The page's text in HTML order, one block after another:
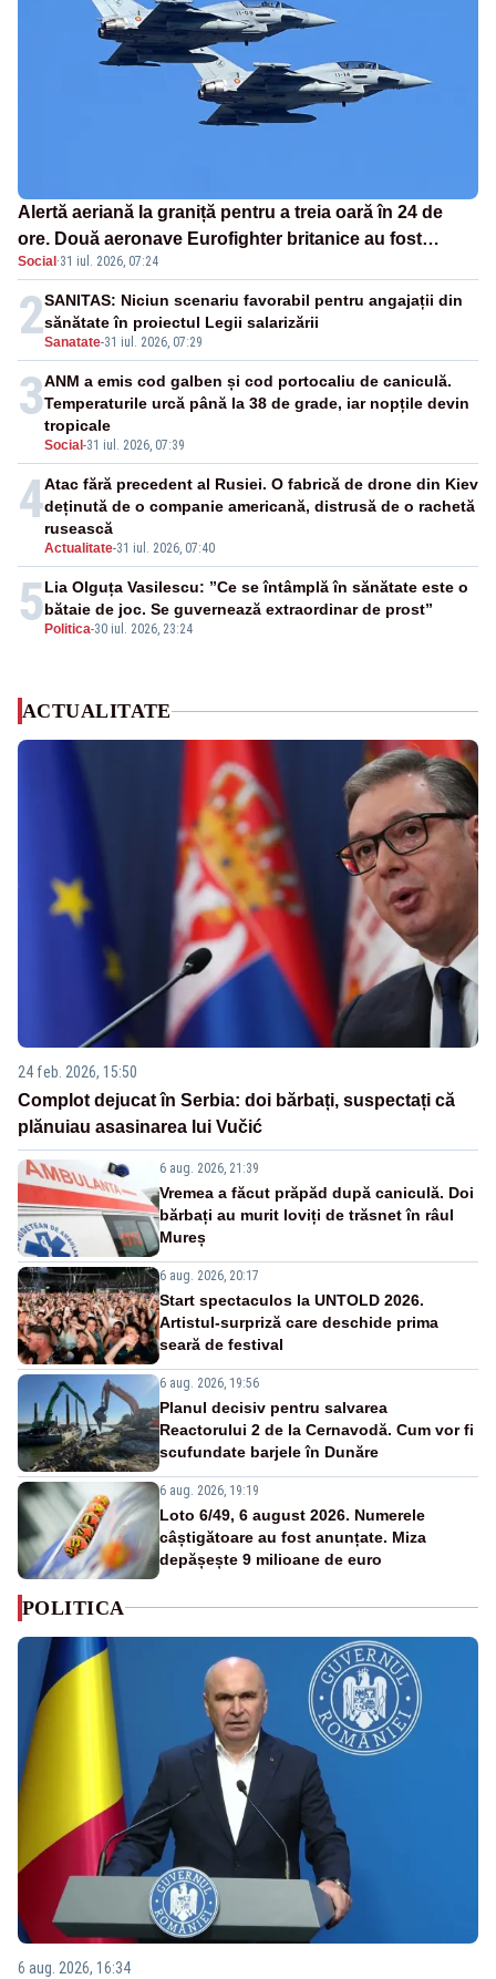
Alertă aeriană la graniță pentru a treia oară în 24 de
ore. Două aeronave Eurofighter britanice au fost
ridicate de la sol
Social ·31 iul. 2026, 07:24
2Sanatate-31 iul. 2026, 07:29
SANITAS: Niciun scenariu favorabil pentru angajații din
sănătate în proiectul Legii salarizării
3
Social -31 iul. 2026, 07:39
ANM a emis cod galben și cod portocaliu de caniculă.
Temperaturile urcă până la 38 de grade, iar nopțile devin
tropicale
4
Actualitate-31 iul. 2026, 07:40
Atac fără precedent al Rusiei. O fabrică de drone din Kiev
deținută de o companie americană, distrusă de o rachetă
rusească
5 Politica-30 iul. 2026, 23:24
Lia Olguța Vasilescu: ”Ce se întâmplă în sănătate este o
bătaie de joc. Se guvernează extraordinar de prost”
ACTUALITATE
24 feb. 2026, 15:50
Complot dejucat în Serbia: doi bărbați, suspectați că
plănuiau asasinarea lui Vučić
6 aug. 2026, 21:39
Vremea a făcut prăpăd după caniculă. Doi
bărbați au murit loviți de trăsnet în râul
Mureș
6 aug. 2026, 20:17
Start spectaculos la UNTOLD 2026.
Artistul-surpriză care deschide prima
seară de festival
6 aug. 2026, 19:56
Planul decisiv pentru salvarea
Reactorului 2 de la Cernavodă. Cum vor fi
scufundate barjele în Dunăre
6 aug. 2026, 19:19
Loto 6/49, 6 august 2026. Numerele
câștigătoare au fost anunțate. Miza
depășește 9 milioane de euro
POLITICA
6 aug. 2026, 16:34